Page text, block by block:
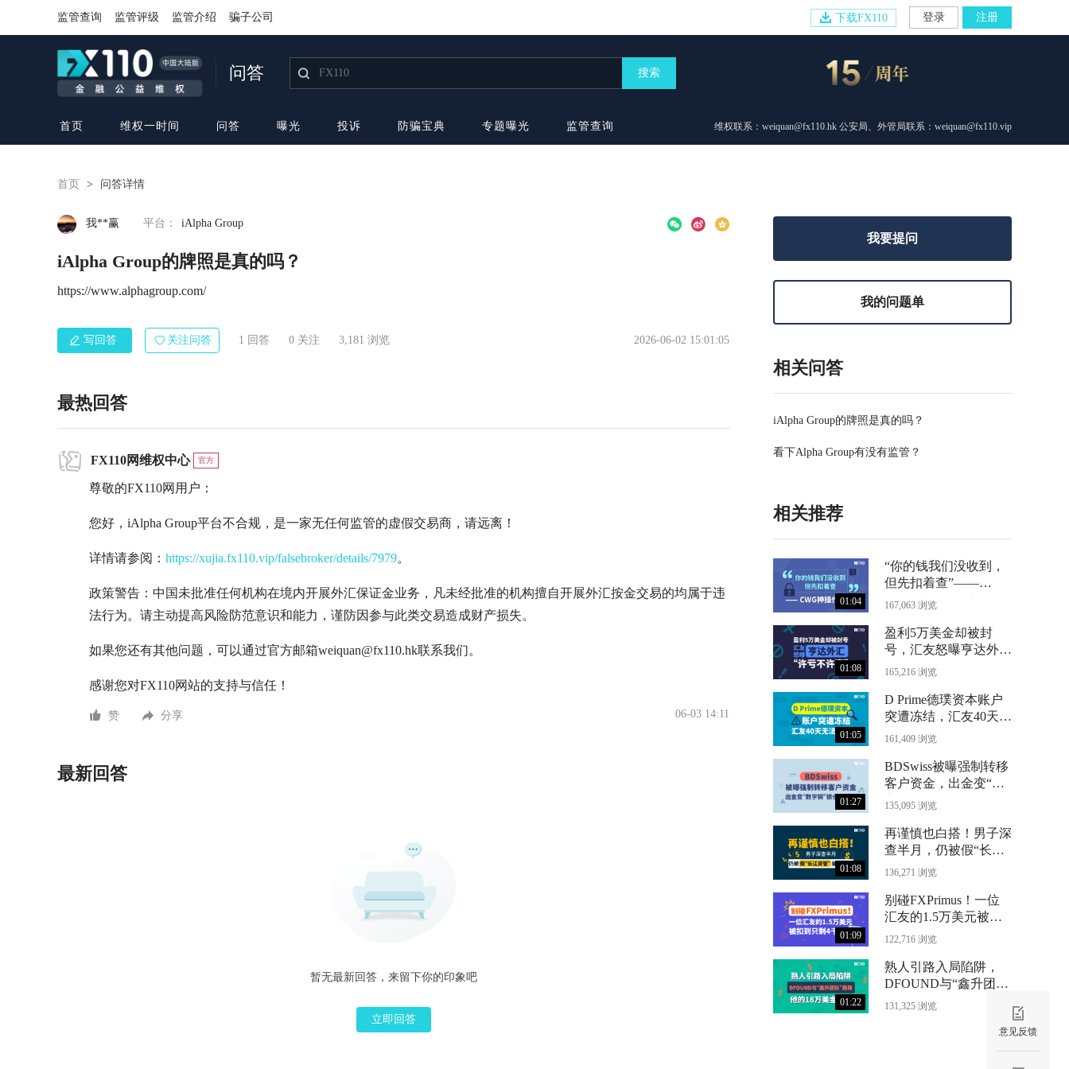
监管查询 监管评级 监管介绍 骗子公司 登录 注册
下载FX110
问答 搜索
首页 维权一时间 问答 曝光 投诉 防骗宝典 专题曝光 监管查询 维权联系：weiquan@fx110.hk 公安局、外管局联系：weiquan@fx110.vip
首页 > 问答详情
我**赢 平台： iAlpha Group
iAlpha Group的牌照是真的吗？
https://www.alphagroup.com/
写回答 关注问答 1 回答 0 关注 3,181 浏览 2026-06-02 15:01:05
最热回答
FX110网维权中心 官方
尊敬的FX110网用户：
您好， iAlpha Group平台不合规，是一家无任何监管的虚假交易商，请远离！
详情请参阅： https://xujia.fx110.vip/falsebroker/details/7979。
政策警告：中国未批准任何机构在境内开展外汇保证金业务，凡未经批准的机构擅自开展外汇按金交易的均属于违
法行为。请主动提高风险防范意识和能力，谨防因参与此类交易造成财产损失。
如果您还有其他问题，可以通过官方邮箱weiquan@fx110.hk联系我们。
感谢您对FX110网站的支持与信任！
赞 分享 06-03 14:11
最新回答
暂无最新回答，来留下你的印象吧
立即回答
我要提问
我的问题单
相关问答
iAlpha Group的牌照是真的吗？
看下Alpha Group有没有监管？
相关推荐
01:04
“你的钱我们没收到，
但先扣着查”——
CWG神操作曝光
167,063 浏览
01:08
盈利5万美金却被封
号，汇友怒曝亨达外汇
“许亏不许赢”
165,216 浏览
01:05
D Prime德璞资本账户
突遭冻结，汇友40天无
法出金
161,409 浏览
01:27
BDSwiss被曝强制转移
客户资金，出金变“数
字铜”锁仓24个月
135,095 浏览
01:08
再谨慎也白搭！男子深
查半月，仍被假“长江
资管”骗光71万
136,271 浏览
01:09
别碰FXPrimus！一位
汇友的1.5万美元被扣
到只剩4千
122,716 浏览
01:22
熟人引路入局陷阱，
DFOUND与“鑫升团
队”跑路，他的18万美
131,325 浏览
意见反馈